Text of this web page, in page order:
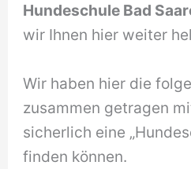
Hundeschule Bad
wir Ihnen hier weiter
Wir haben hier die
zusammen getragen
sicherlich eine
finden können.